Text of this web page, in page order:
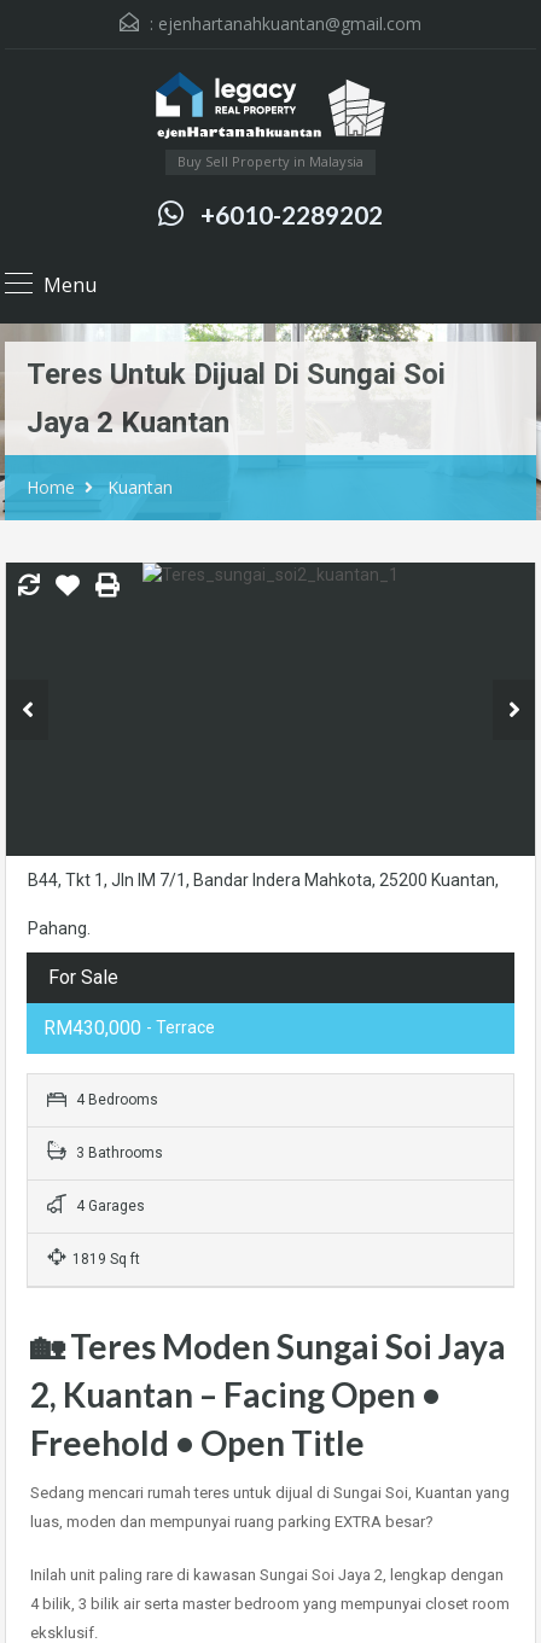
: ejenhartanahkuantan@gmail.com
Buy Sell Property in Malaysia
+6010-2289202
Menu
Teres Untuk Dijual Di Sungai Soi
Jaya 2 Kuantan
Home Kuantan
B44, Tkt 1, Jln IM 7/1, Bandar Indera Mahkota, 25200 Kuantan,
Pahang.
For Sale
RM430,000 - Terrace
4 Bedrooms
3 Bathrooms
4 Garages
1819 Sq ft
🏡 Teres Moden Sungai Soi Jaya
2, Kuantan – Facing Open •
Freehold • Open Title
Sedang mencari rumah teres untuk dijual di Sungai Soi, Kuantan yang
luas, moden dan mempunyai ruang parking EXTRA besar?
Inilah unit paling rare di kawasan Sungai Soi Jaya 2, lengkap dengan
4 bilik, 3 bilik air serta master bedroom yang mempunyai closet room
eksklusif.